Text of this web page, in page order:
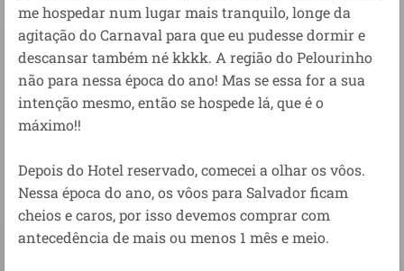
me hospedar num lugar mais tranquilo, longe da
agitação do Carnaval para que eu pudesse dormir e
descansar também né kkkk. A região do Pelourinho
não para nessa época do ano! Mas se essa for a sua
intenção mesmo, então se hospede lá, que é o
máximo!!
Depois do Hotel reservado, comecei a olhar os vôos.
Nessa época do ano, os vôos para Salvador ficam
cheios e caros, por isso devemos comprar com
antecedência de mais ou menos 1 mês e meio.